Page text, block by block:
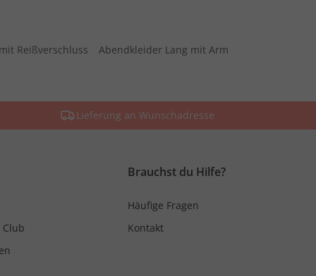
Reißverschluss
Abendkleider Lang mit Arm
Lieferung an Wunschadresse
Club
Brauchst du Hilfe?
Häufige Fragen
Kontakt